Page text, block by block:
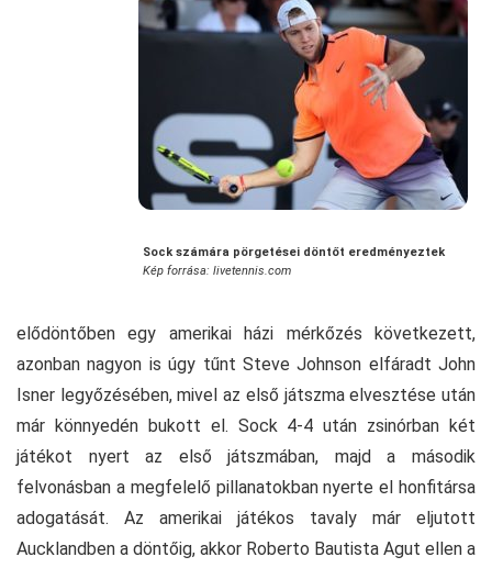
Sock számára pörgetései döntőt eredményeztek
Kép forrása: livetennis.com
elődöntőben egy amerikai házi mérkőzés következett,
azonban nagyon is úgy tűnt Steve Johnson elfáradt John
Isner legyőzésében, mivel az első játszma elvesztése után
már könnyedén bukott el. Sock 4-4 után zsinórban két
játékot nyert az első játszmában, majd a második
felvonásban a megfelelő pillanatokban nyerte el honfitársa
adogatását. Az amerikai játékos tavaly már eljutott
Aucklandben a döntőig, akkor Roberto Bautista Agut ellen a